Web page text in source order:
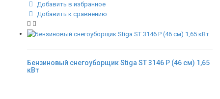
Добавить в избранное
Добавить к сравнению
Бензиновый снегоуборщик Stiga ST 3146 P (46 см) 1,65
кВт